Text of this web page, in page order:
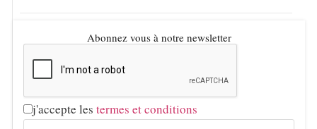
Abonnez vous à notre newsletter
j'accepte les termes et conditions